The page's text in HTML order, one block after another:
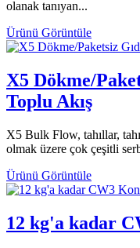
olanak tanıyan...
Ürünü Görüntüle
X5 Dökme/
Toplu Akış
X5 Bulk Flow, tahıllar,
olmak üzere çok çeşitli
Ürünü Görüntüle
12 kg'a kadar